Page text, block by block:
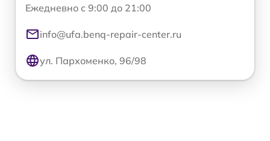
Ежедневно с 9:00 до 21:00
info@ufa.benq-repair-center.ru
ул. Пархоменко, 96/98